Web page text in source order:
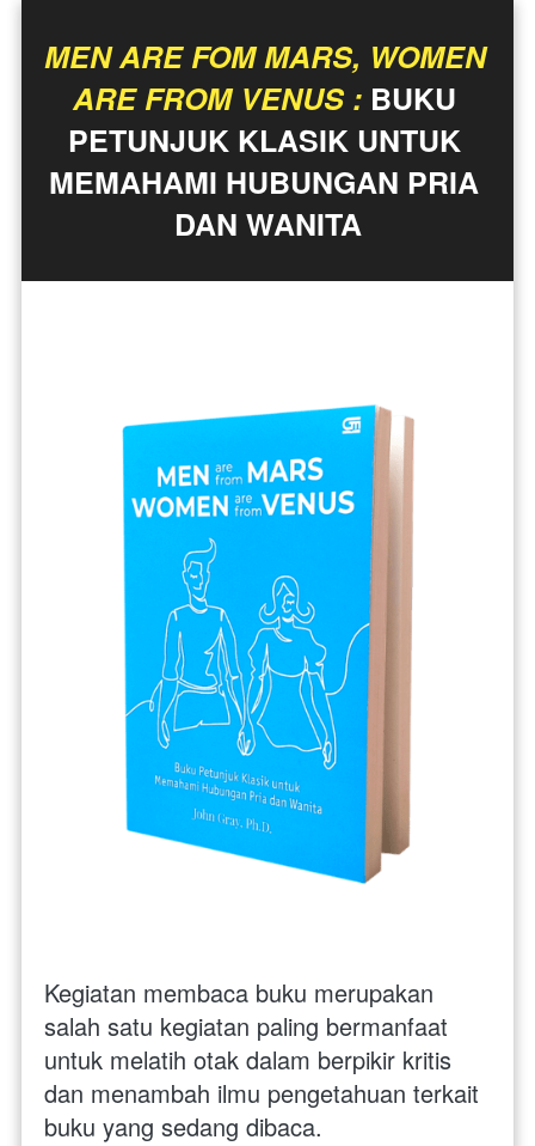
MEN ARE FOM MARS, WOMEN
ARE FROM VENUS : BUKU
PETUNJUK KLASIK UNTUK
MEMAHAMI HUBUNGAN PRIA
DAN WANITA
Kegiatan membaca buku merupakan
salah satu kegiatan paling bermanfaat
untuk melatih otak dalam berpikir kritis
dan menambah ilmu pengetahuan terkait
buku yang sedang dibaca.